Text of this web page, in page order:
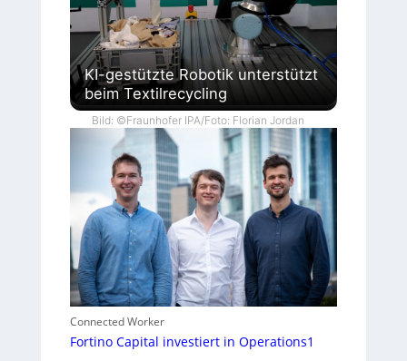
KI-gestützte Robotik unterstützt
beim Textilrecycling
Bild: ©Fraunhofer IPA/Foto: Florian Jordan
Connected Worker
Fortino Capital investiert in Operations1